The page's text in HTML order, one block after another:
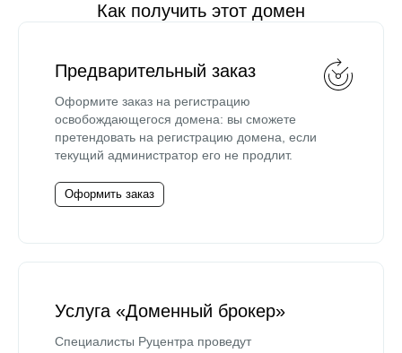
Как получить этот домен
Предварительный заказ
Оформите заказ на регистрацию
освобождающегося домена: вы сможете
претендовать на регистрацию домена, если
текущий администратор его не продлит.
Оформить заказ
Услуга «Доменный брокер»
Специалисты Руцентра проведут